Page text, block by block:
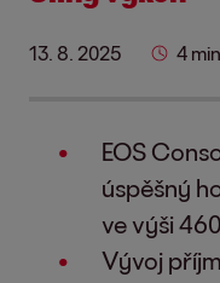
13. 8. 2025 4
EOS
úspěšný
ve výši
Vývoj